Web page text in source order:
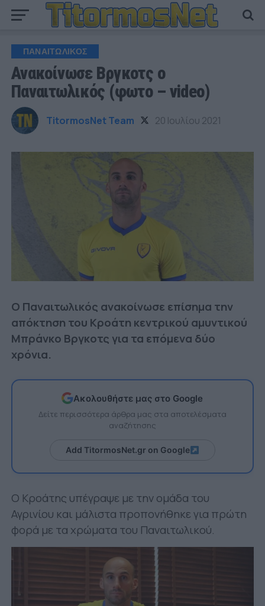
ΠΑΝΑΙΤΩΛΙΚΟΣ
Ανακοίνωσε Βργκοτς ο
Παναιτωλικός (φωτο – video)
TitormosNet Team 20 Ιουλίου 2021
Ο Παναιτωλικός ανακοίνωσε επίσημα την
απόκτηση του Κροάτη κεντρικού αμυντικού
Μπράνκο Βργκοτς για τα επόμενα δύο
χρόνια.
Ακολουθήστε μας στο Google
Δείτε περισσότερα άρθρα μας στα αποτελέσματα
αναζήτησης
Add TitormosNet.gr on Google
Ο Κροάτης υπέγραψε με την ομάδα του
Αγρινίου και μάλιστα προπονήθηκε για πρώτη
φορά με τα χρώματα του Παναιτωλικού.